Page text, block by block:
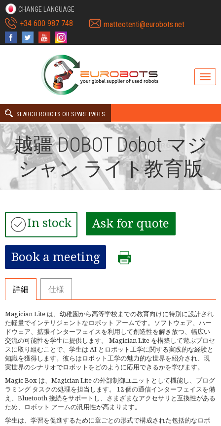
CHANGE LANGUAGE
+34 600 987 748 matteotenti@eurobots.net
SEARCH ROBOTS OR SPARE PARTS
越疆 DOBOT Dobot マジ
シャン ライト教育版
In stock Ask for quote
Book a meeting
詳細 仕様
Magician Lite は、幼稚園から高等学校までの教育向けに特別に設計され
た軽量でインテリジェントなロボット アームです。ソフトウェア、ハー
ドウェア、拡張インターフェイスを利用して創造性を解き放つ、幅広い
交流の可能性を学生に提供します。 Magician Lite を構築して遊ぶプロセ
スに取り組むことで、学生は AI とロボット工学に関する実践的な経験と
知識を獲得します。彼らはロボット工学の魅力的な世界を紹介され、現
実世界のシナリオでロボットをどのように応用できるかを学びます。
Magic Box は、Magician Lite の外部制御ユニットとして機能し、プログ
ラミング タスクの処理を担当します。 12 個の通信インターフェイスを備
え、Bluetooth 接続をサポートし、さまざまなアクセサリと互換性がある
ため、ロボット アームの汎用性が高まります。
学生は、学習を促進するために章ごとの形式で構成された包括的なロボ